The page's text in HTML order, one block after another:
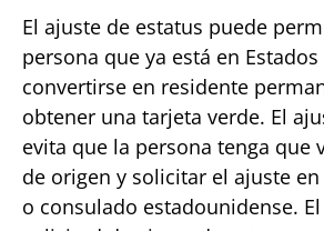
El ajuste de estatus puede
persona que ya está en
convertirse en residente
obtener una tarjeta verde. El
evita que la persona tenga que
de origen y solicitar el ajuste
o consulado estadounidense.